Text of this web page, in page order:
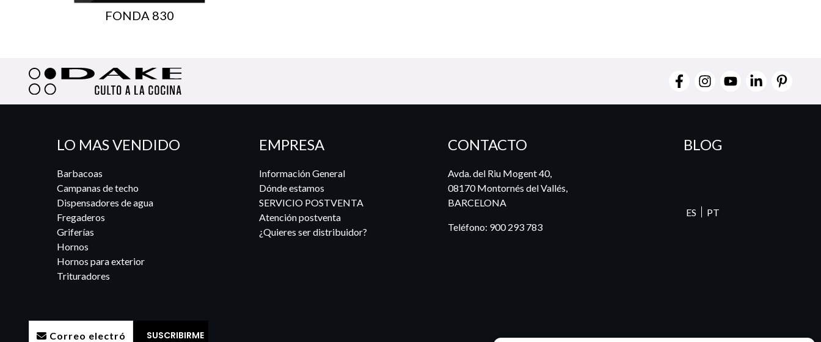
FONDA 830
LO MAS VENDIDO
Barbacoas
Campanas de techo
Dispensadores de agua
Fregaderos
Griferías
Hornos
Hornos para exterior
Trituradores
EMPRESA
Información General
Dónde estamos
SERVICIO POSTVENTA
Atención postventa
¿Quieres ser distribuidor?
CONTACTO
Avda. del Riu Mogent 40,
08170 Montornés del Vallés,
BARCELONA
Teléfono: 900 293 783
BLOG
ES PT